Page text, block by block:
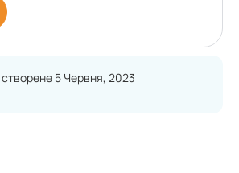
5 Червня, 2023